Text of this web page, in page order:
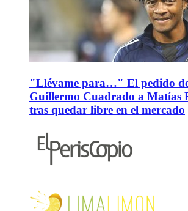
"Llévame para…" El pedido
Guillermo Cuadrado a Matías
tras quedar libre en el mercado